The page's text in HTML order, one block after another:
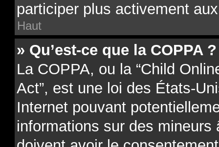
participer plus activement
Haut
» Qu’est-ce que la COPPA ?
La COPPA, ou la “Child
Act”, est une loi des États-
Internet pouvant
informations sur des